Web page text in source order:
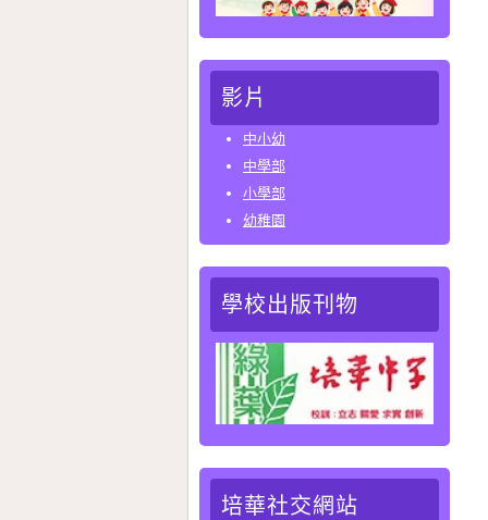
影片
中小幼
中學部
小學部
幼稚園
學校出版刊物
培華社交網站